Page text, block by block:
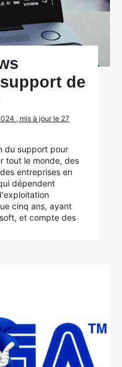
de
, mis à jour le 27
du support pour
tout le monde, des
entreprises en
dépendent
cinq ans, ayant
et compte des